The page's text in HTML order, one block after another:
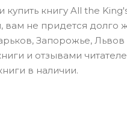
книгу All the
не придется долго
Запорожье,
и отзывами
в наличии.